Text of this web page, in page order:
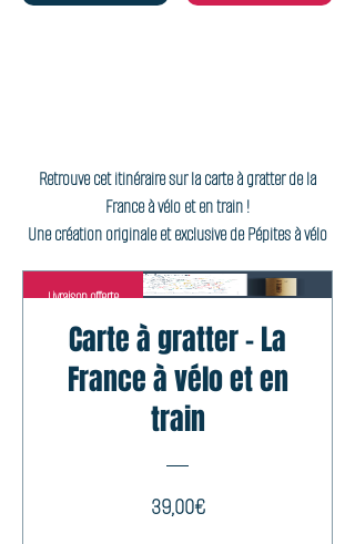
Retrouve cet itinéraire sur la carte à gratter de la
France à vélo et en train !
Une création originale et exclusive de Pépites à vélo
Livraison offerte
Carte à gratter - La
France à vélo et en
train
39,00€Prix